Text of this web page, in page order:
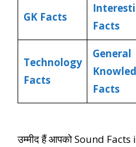
GK Facts
Facts
Technology
Facts
General
Facts
उम्मीद हैं आपको Sound Facts